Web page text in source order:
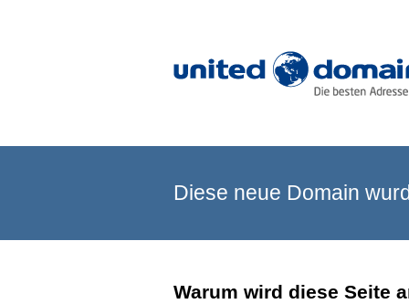
Diese neue Domain
Warum wird diese Seite